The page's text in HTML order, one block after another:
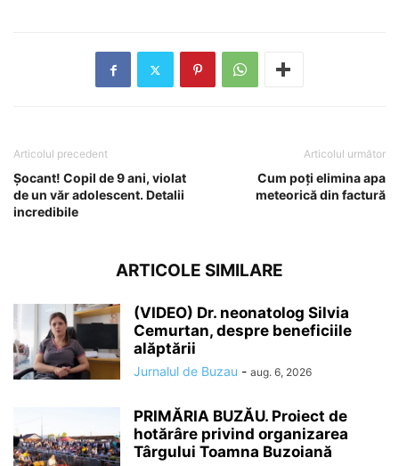
Articolul precedent
Șocant! Copil de 9 ani, violat
de un văr adolescent. Detalii
incredibile
Articolul următor
Cum poți elimina apa
meteorică din factură
ARTICOLE SIMILARE
(VIDEO) Dr. neonatolog Silvia
Cemurtan, despre beneficiile
alăptării
Jurnalul de Buzau - aug. 6, 2026
PRIMĂRIA BUZĂU. Proiect de
hotărâre privind organizarea
Târgului Toamna Buzoiană